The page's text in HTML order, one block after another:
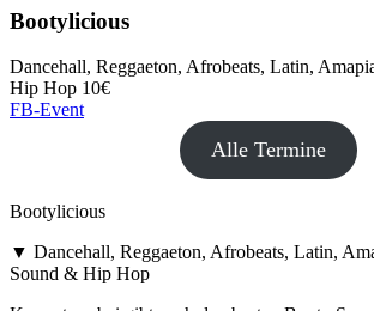
Bootylicious
Dancehall, Reggaeton, Afrobeats, Latin,
Hip Hop 10€
FB-Event
Alle Termine
Bootylicious
▼ Dancehall, Reggaeton, Afrobeats, Latin,
Sound & Hip Hop